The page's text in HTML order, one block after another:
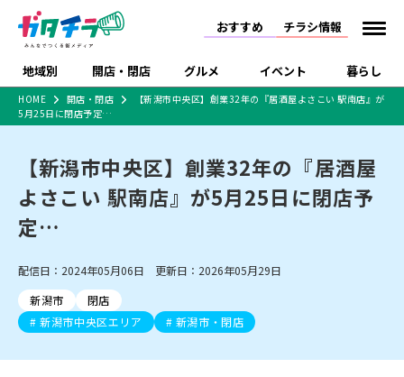
おすすめ チラシ情報
地域別 開店・閉店 グルメ イベント 暮らし
新潟市 下越
佐渡
開店 閉店
リニューアル・移転
新潟市・開店
新潟市・閉店
長岡市・開店
長岡市・閉店
ラーメン・開店
ラーメン・閉店
ラーメン 現地レポート
スイーツ
体験・販売 祭り・伝統行事
スポーツ
施設・ショップ
住宅メーカー・工務
店
習い事・塾 アパレル・雑貨
フィットネス・ジム
観光スポット
温泉・入浴 ホテル
リラクゼーション・整体
スキー場
リユース・買取
特売セール インタビュー
特集・まとめ記事
セツコママ ランキング 新潟人
キャンペーン
開店まとめ
閉店まとめ
ラーメンまとめ
飲食店まとめ
食品スーパー・コンビ
ショッピングモール・
大型施設
ドラッグストア・ホーム
センター
ファッション 生活サービス
HOME 開店・閉店
【新潟市中央区】創業32年の『居酒屋よさこい 駅南店』が
5月25日に閉店予定…
【新潟市中央区】創業32年の『居酒屋
よさこい 駅南店』が5月25日に閉店予
定…
配信日：2024年05月06日 更新日：2026年05月29日
新潟市
閉店
新潟市中央区エリア
新潟市・閉店